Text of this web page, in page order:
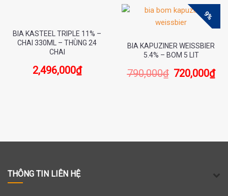
BIA KASTEEL TRIPLE 11% –
CHAI 330ML – THÙNG 24
CHAI
2,496,000₫
9%
BIA KAPUZINER WEISSBIER
5.4% – BOM 5 LIT
790,000₫ 720,000₫
THÔNG TIN LIÊN HỆ